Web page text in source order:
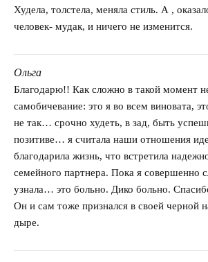
Худела, толстела, меняла стиль. А ,
человек- мудак, и ничего не изменится.
Ольга
говорит:
Благодарю!! Как сложно в такой момент
самобичевание: это я во всем виновата,
не так… срочно худеть, в зад, быть
позитиве… я считала наши отношения
благодарила жизнь, что встретила
семейного партнера. Пока я совершенно
узнала… это больно. Дико больно.
Он и сам тоже признался в своей черной
дыре.